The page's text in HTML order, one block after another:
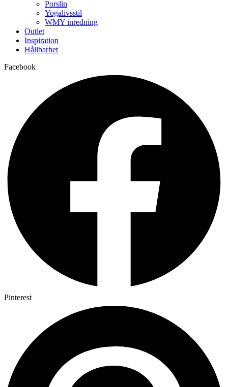
Porslin
Yogalivsstil
WMY inredning
Outlet
Inspiration
Hållbarhet
Facebook
Pinterest